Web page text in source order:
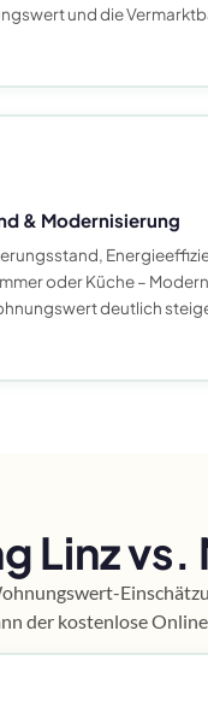
und die
& Modernisierung
oder Küche –
deutlich
Linz
der kostenlose